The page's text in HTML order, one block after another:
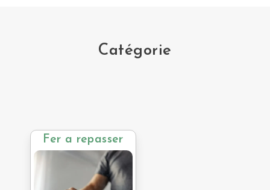
Catégorie
Fer a repasser